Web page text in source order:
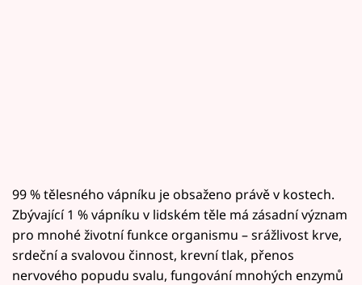
99 % tělesného vápníku je obsaženo právě v kostech.
Zbývající 1 % vápníku v lidském těle má zásadní význam
pro mnohé životní funkce organismu – srážlivost krve,
srdeční a svalovou činnost, krevní tlak, přenos
nervového popudu svalu, fungování mnohých enzymů